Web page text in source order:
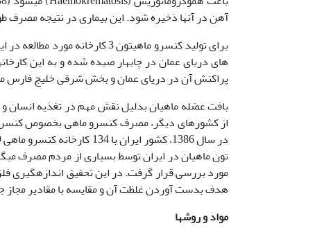
آهن در آنها ذخیره شود. این بیماری در نتیجه مصرف
برای تولید کنسرو ماهی­تون 3 کارخانه مورد مطالعه در این تحقیق از عضله ماهی هوور (
های دریای عمان در چابهار صیده شده و به این
پراکنش آن در دریای عمان و بخش شرقی خلیج فارس
تون ماهیان در ایران توسط بسیاری از مردم مصرف
مورد بررسی قرار گرفت. در این تحقیق اندازه­گیری
هدف بدست آوردن غلظت آن و مقایسه با مقادیر
مواد و روشها